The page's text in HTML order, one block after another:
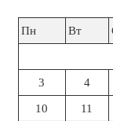
Пн
Вт
3 4
10 11